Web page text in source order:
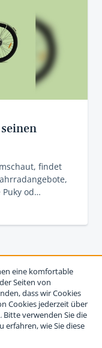
findet
od…
eine komfortable
Seiten von
dass wir Cookies
Cookies jederzeit über
Bitte verwenden Sie die
wie Sie diese